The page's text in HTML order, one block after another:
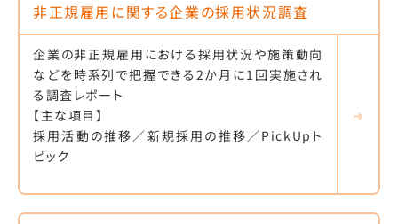
非正規雇用に関する企業の採用状況調査
企業の非正規雇用における採用状況や施策動向
などを時系列で把握できる2か月に1回実施され
る調査レポート
【主な項目】
採用活動の推移／新規採用の推移／PickUpト
ピック